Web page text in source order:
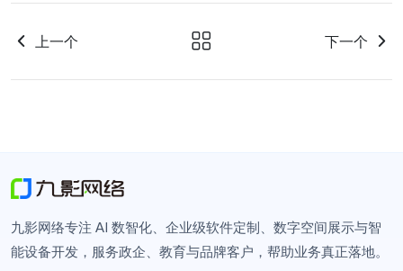
上一个 下一个
九影网络专注 AI 数智化、企业级软件定制、数字空间展示与智
能设备开发，服务政企、教育与品牌客户，帮助业务真正落地。